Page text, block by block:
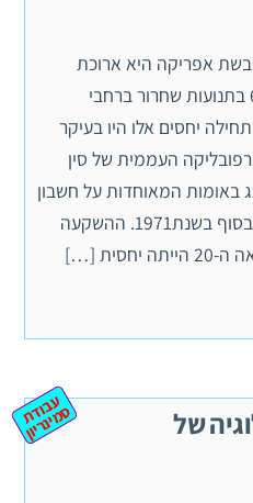
אפריקה היא ארוכת
ימים, הם החלו בשנות ה- 60 בתנועות שחרור ברחבי
יחסים אלו היו בעיקר
העממית של סין
באומות המאוחדות על חשבון
טאיוואן, דבר שהיא קיבלה לבסוף בשנת1971. ההשקעה
[…]
של
ע
ב
וד
ת
ס
מ
ינ
ר
יון